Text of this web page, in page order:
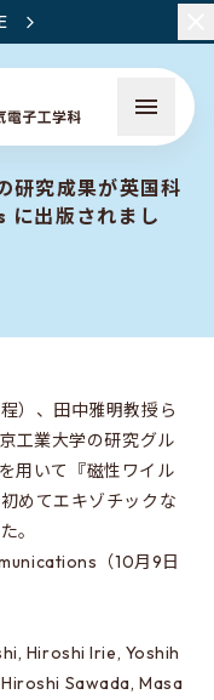
研究成果が英国科
出版されまし
）、田中雅明教授ら
工業大学の研究グル
用いて『磁性ワイル
めてエキゾチックな
。
（10月9日
Hiroshi Irie, Yoshih
Sawada, Masa